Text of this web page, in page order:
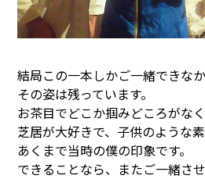
結局この一本しかご一緒できな
その姿は残っています。
お茶目でどこか掴みどころがな
芝居が大好きで、子供のような
あくまで当時の僕の印象です。
できることなら、またご一緒さ